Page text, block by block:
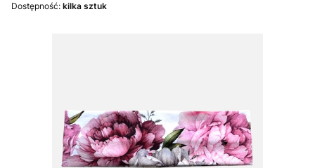
Dostępność: kilka sztuk